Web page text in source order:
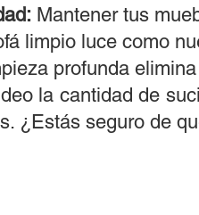
Mantener tus
limpio luce como
profunda
la cantidad de
¿Estás seguro de